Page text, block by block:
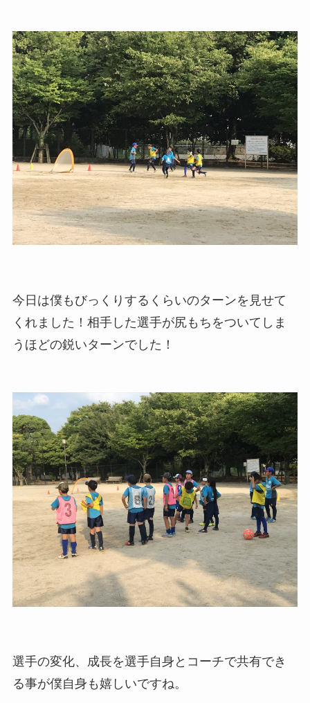
今日は僕もびっくりするくらいのターンを見せて
くれました！相手した選手が尻もちをついてしま
うほどの鋭いターンでした！
選手の変化、成長を選手自身とコーチで共有でき
る事が僕自身も嬉しいですね。